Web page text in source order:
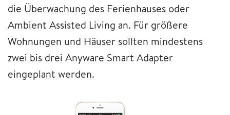
die Überwachung des Ferienhauses oder
Ambient Assisted Living an. Für größere
Wohnungen und Häuser sollten mindestens
zwei bis drei Anyware Smart Adapter
eingeplant werden.